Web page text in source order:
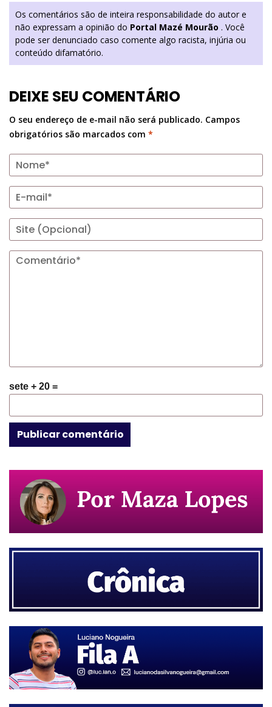
Os comentários são de inteira responsabilidade do autor e
não expressam a opinião do Portal Mazé Mourão . Você
pode ser denunciado caso comente algo racista, injúria ou
conteúdo difamatório.
DEIXE SEU COMENTÁRIO
O seu endereço de e-mail não será publicado. Campos
obrigatórios são marcados com *
sete + 20 =